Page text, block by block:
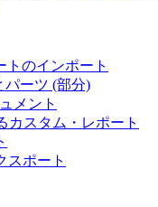
トのインポート
パーツ (部分)
メント
カスタム・レポート
スポート